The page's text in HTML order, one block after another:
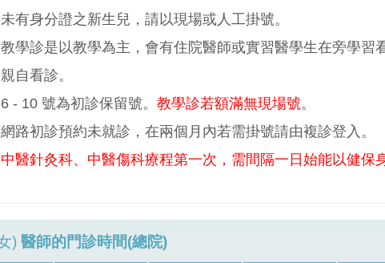
未有身分證之新生兒，請以現場或人工掛號。
教學診是以教學為主，會有住院醫師或實習醫學生在旁學習
親自看診。
6 - 10 號為初診保留號。 教學診若額滿無現場號。
網路初診預約未就診，在兩個月內若需掛號請由複診登入。
中醫針灸科、中醫傷科療程第一次，需間隔一日始能以健保